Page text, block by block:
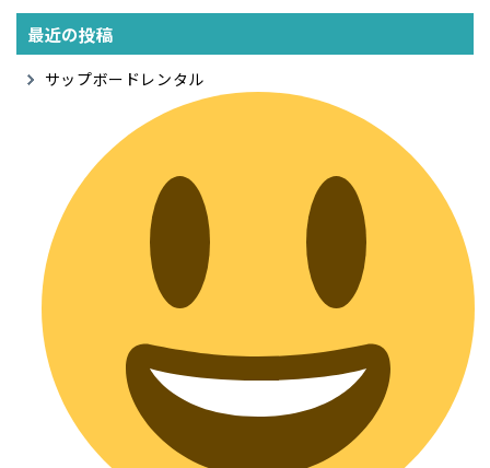
最近の投稿
サップボードレンタル